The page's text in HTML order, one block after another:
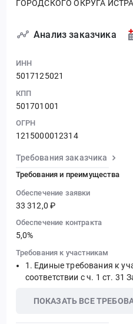
ГОРОДСКОГО ОКРУГА
Анализ заказчика
ИНН
5017125021
КПП
501701001
ОГРН
1215000012314
Требования заказчика
Требования и преимущества
Обеспечение заявки
33 312,0 ₽
Обеспечение контракта
5,0%
Требования к участникам
Единые требования к
соответствии с ч. 1 ст. 31
ПОКАЗАТЬ ВСЕ